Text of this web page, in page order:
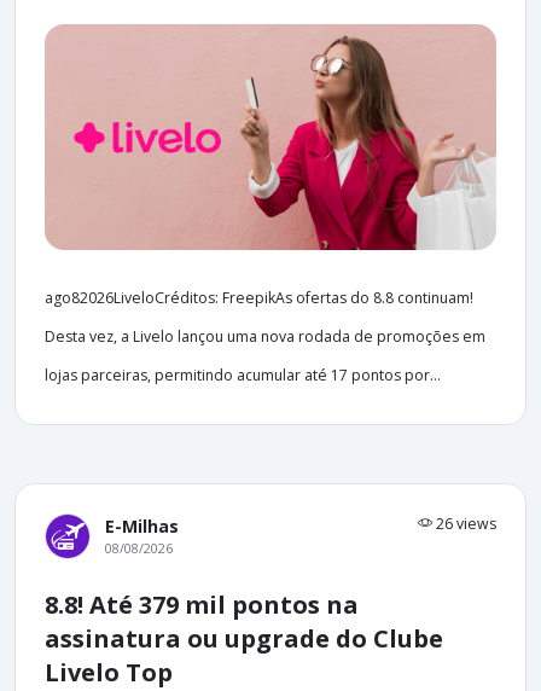
ago82026LiveloCréditos: FreepikAs ofertas do 8.8 continuam!
Desta vez, a Livelo lançou uma nova rodada de promoções em
lojas parceiras, permitindo acumular até 17 pontos por...
E-Milhas 26 views
08/08/2026
8.8! Até 379 mil pontos na
assinatura ou upgrade do Clube
Livelo Top